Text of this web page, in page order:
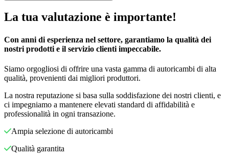
La tua valutazione è importante!
Con anni di esperienza nel settore, garantiamo la qualità dei
nostri prodotti e il servizio clienti impeccabile.
Siamo orgogliosi di offrire una vasta gamma di autoricambi di alta
qualità, provenienti dai migliori produttori.
La nostra reputazione si basa sulla soddisfazione dei nostri clienti, e
ci impegniamo a mantenere elevati standard di affidabilità e
professionalità in ogni transazione.
Ampia selezione di autoricambi
Qualità garantita